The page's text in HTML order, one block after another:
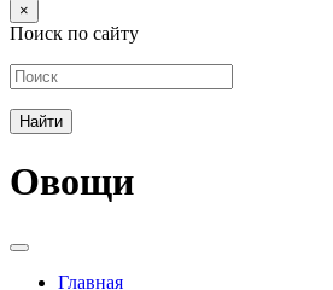
×
Поиск по сайту
Овощи
Главная